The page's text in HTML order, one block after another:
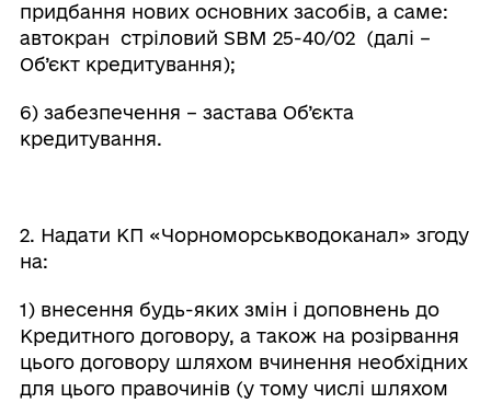
придбання нових основних засобів, а саме:
автокран стріловий SBM 25-40/02 (далі –
Об’єкт кредитування);
6) забезпечення – застава Об’єкта
кредитування.
2. Надати КП «Чорноморськводоканал» згоду
на:
1) внесення будь-яких змін і доповнень до
Кредитного договору, а також на розірвання
цього договору шляхом вчинення необхідних
для цього правочинів (у тому числі шляхом